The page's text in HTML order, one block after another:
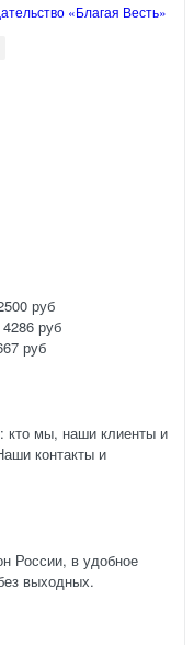
«Благая Весть»
руб
руб
руб
кто мы, наши клиенты и
контакты и
России, в удобное
выходных.